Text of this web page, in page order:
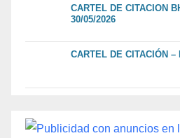
CARTEL DE CITACION
30/05/2026
CARTEL DE CITACIÓN